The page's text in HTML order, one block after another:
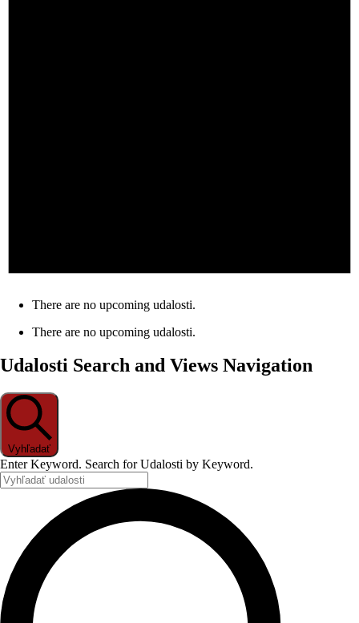
There are no upcoming udalosti.
There are no upcoming udalosti.
Udalosti Search and Views Navigation
Vyhľadať
Enter Keyword. Search for Udalosti by Keyword.